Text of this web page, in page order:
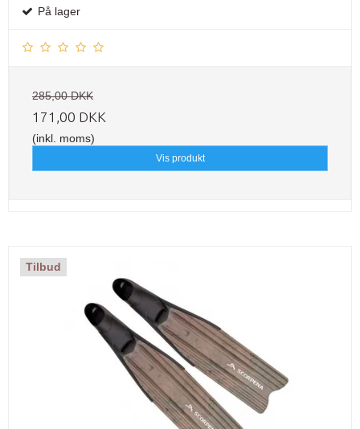
På lager
285,00 DKK
171,00 DKK
(inkl. moms)
Vis produkt
Tilbud